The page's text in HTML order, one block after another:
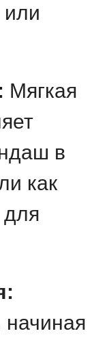
или
Мягкая
в
как
для
начиная